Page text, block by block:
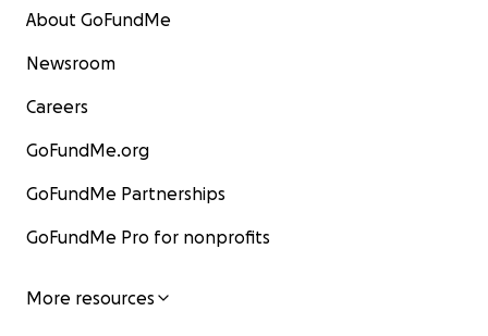
About GoFundMe
Newsroom
Careers
GoFundMe.org
GoFundMe Partnerships
GoFundMe Pro for nonprofits
More resources